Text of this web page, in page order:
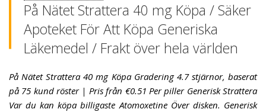
På Nätet Strattera 40 mg Köpa / Säker
Apoteket För Att Köpa Generiska
Läkemedel / Frakt över hela världen
På Nätet Strattera 40 mg Köpa Gradering 4.7 stjärnor, baserat
på 75 kund röster | Pris från €0.51 Per piller Generisk Strattera
Var du kan köpa billigaste Atomoxetine Över disken. Generisk